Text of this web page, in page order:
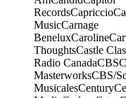
RecordsCapriccio
MusicCarnage
BeneluxCaroline
ThoughtsCastle
Radio CanadaCBS
MasterworksCBS/
MusicalesCentury